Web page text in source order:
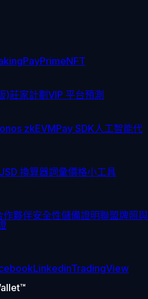
PayPrimeNFT
)莊家計劃VIP 平台預測
zkEVMPay SDK人工智能代
換算器詞彙價格小工具
作夥伴安全性儲備證明聯盟牌照與
LinkedinTradingView